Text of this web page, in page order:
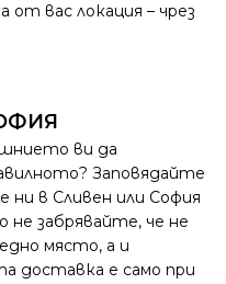
от вас локация – чрез
ви да
Заповядайте
ни в Сливен или София
не забрявайте, че не
място, а и
доставка е само при